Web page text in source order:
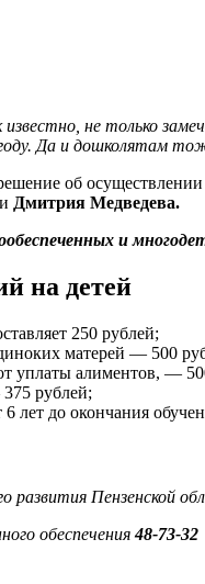
не только
Да и дошколятам
об
Дмитрия Медведева.
и
на детей
250 рублей;
матерей — 500
уплаты алиментов, —
рублей;
лет до окончания
развития Пензенской
обеспечения48-73-32